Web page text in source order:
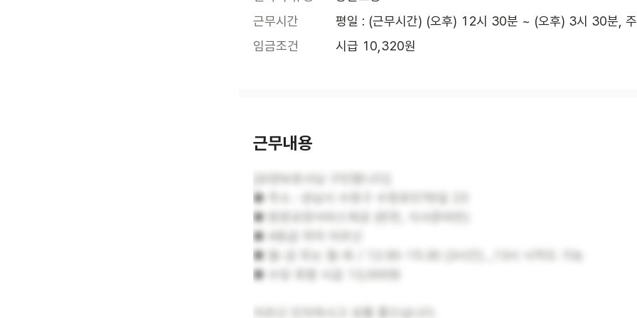
근무시간
평일 : (근무시간) (오후) 12시 30분 ~ (오후) 3시 30분,
임금조건
시급 10,320원
근무내용
■ 주소 : 성남시 수정구 수정로57번길 23
■ 방문요양서비스제공 (반찬, 식사준비만)
■ 4등급 여자 어르신
■ 월-금 또는 월-토 / 12:30-15:30 (3시간) _13시 시작도 가능
■ 수당 포함 시급 13,000원